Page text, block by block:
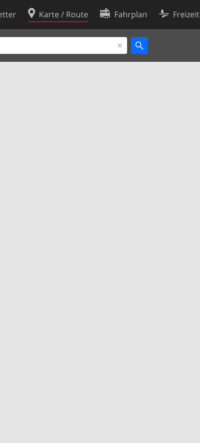
Karte / Route Fahrplan Freizeit
Cookie-Richtlinie
Cookie-Einstellungen